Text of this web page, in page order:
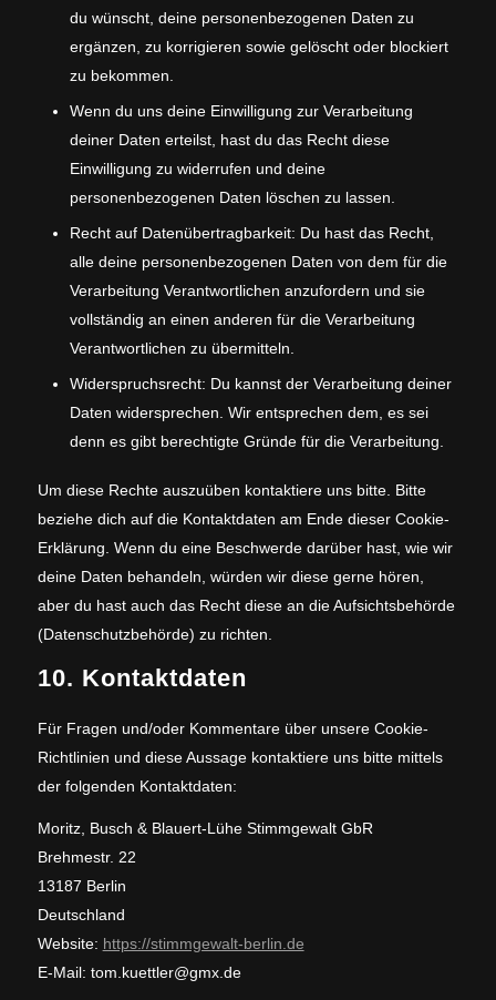
du wünscht, deine personenbezogenen Daten zu
ergänzen, zu korrigieren sowie gelöscht oder blockiert
zu bekommen.
Wenn du uns deine Einwilligung zur Verarbeitung
deiner Daten erteilst, hast du das Recht diese
Einwilligung zu widerrufen und deine
personenbezogenen Daten löschen zu lassen.
Recht auf Datenübertragbarkeit: Du hast das Recht,
alle deine personenbezogenen Daten von dem für die
Verarbeitung Verantwortlichen anzufordern und sie
vollständig an einen anderen für die Verarbeitung
Verantwortlichen zu übermitteln.
Widerspruchsrecht: Du kannst der Verarbeitung deiner
Daten widersprechen. Wir entsprechen dem, es sei
denn es gibt berechtigte Gründe für die Verarbeitung.
Um diese Rechte auszuüben kontaktiere uns bitte. Bitte
beziehe dich auf die Kontaktdaten am Ende dieser Cookie-
Erklärung. Wenn du eine Beschwerde darüber hast, wie wir
deine Daten behandeln, würden wir diese gerne hören,
aber du hast auch das Recht diese an die Aufsichtsbehörde
(Datenschutzbehörde) zu richten.
10. Kontaktdaten
Für Fragen und/oder Kommentare über unsere Cookie-
Richtlinien und diese Aussage kontaktiere uns bitte mittels
der folgenden Kontaktdaten:
Moritz, Busch & Blauert-Lühe Stimmgewalt GbR
Brehmestr. 22
13187 Berlin
Deutschland
Website: https://stimmgewalt-berlin.de
E-Mail: tom.kuettler@gmx.de